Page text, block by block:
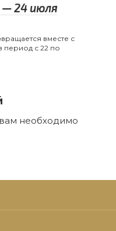
— 24 июля
вместе с
период с 22 по
необходимо